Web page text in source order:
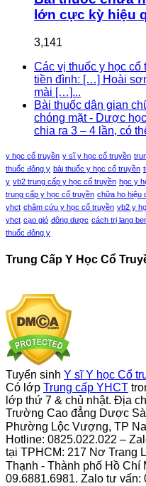
lớn cực kỳ hiệu
3,141
Các vị thuốc y học cổ
tiền đình: […] Hoài
mài […]...
Bài thuốc dân gian
chóng mặt - Dược
chia ra 3 – 4 lần, có
y học cổ truyền y sĩ y học cổ truyền
thuốc đông y bài thuốc y học cổ truyền
y vb2 trung cấp y học cổ truyền học y
trung cấp y học cổ truyền chữa ho hiệu
yhct châm cứu y học cổ truyền vb2 y
yhct cạo gió đông dược cách trị lang
thuốc đông y
Trung Cấp Y Học Cổ
Tuyển sinh Y sĩ Y học Cổ
Có lớp Trung cấp YHCT
lớp thứ 7 & chủ nhật. Địa
Trường Cao đẳng Dược
Phường Lộc Vượng, TP
Hotline: 0825.022.022 –
tại TPHCM: 217 Nơ Trang
Thạnh - Thành phố Hồ
09.6881.6981. Zalo tư vấn: